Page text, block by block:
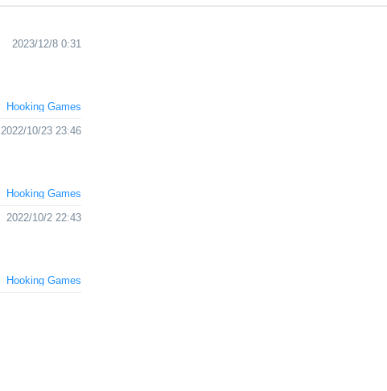
2023/12/8 0:31
Hooking Games
2022/10/23 23:46
Hooking Games
2022/10/2 22:43
Hooking Games